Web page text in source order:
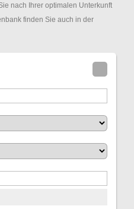
nach Ihrer optimalen Unterkunft
finden Sie auch in der